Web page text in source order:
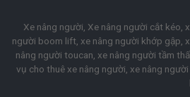
Xe nâng người, Xe nâng người cắt kéo,
người boom lift, xe nâng người khớp gập,
nâng người toucan, xe nâng người tầm
vụ cho thuê xe nâng người, xe nâng